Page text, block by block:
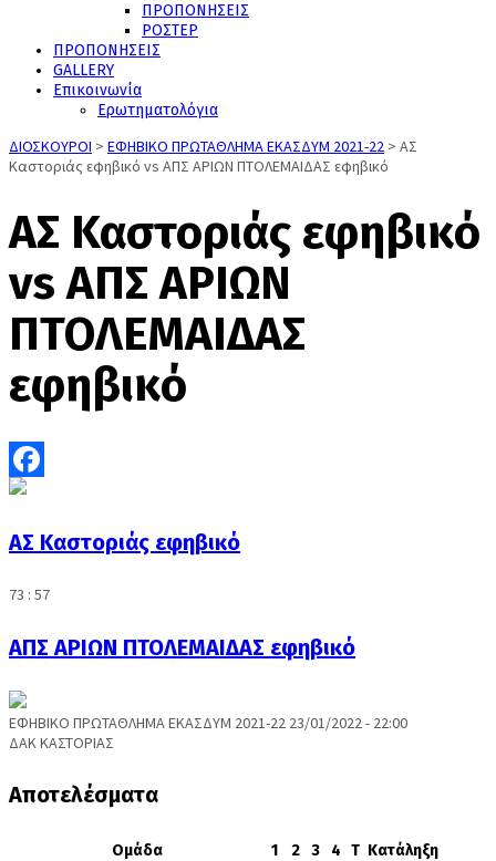
ΠΡΟΠΟΝΗΣΕΙΣ
ΡΟΣΤΕΡ
ΠΡΟΠΟΝΗΣΕΙΣ
GALLERY
Επικοινωνία
Ερωτηματολόγια
ΔΙΟΣΚΟΥΡΟΙ > ΕΦΗΒΙΚΟ ΠΡΩΤΑΘΛΗΜΑ ΕΚΑΣΔΥΜ 2021-22 > ΑΣ
Καστοριάς εφηβικό vs ΑΠΣ ΑΡΙΩΝ ΠΤΟΛΕΜΑΙΔΑΣ εφηβικό
ΑΣ Καστοριάς εφηβικό
vs ΑΠΣ ΑΡΙΩΝ
ΠΤΟΛΕΜΑΙΔΑΣ
εφηβικό
Facebook
ΑΣ Καστοριάς εφηβικό
73 : 57
ΑΠΣ ΑΡΙΩΝ ΠΤΟΛΕΜΑΙΔΑΣ εφηβικό
ΕΦΗΒΙΚΟ ΠΡΩΤΑΘΛΗΜΑ ΕΚΑΣΔΥΜ 2021-22 23/01/2022 - 22:00
ΔΑΚ ΚΑΣΤΟΡΙΑΣ
Αποτελέσματα
Ομάδα 1 2 3 4 T Κατάληξη